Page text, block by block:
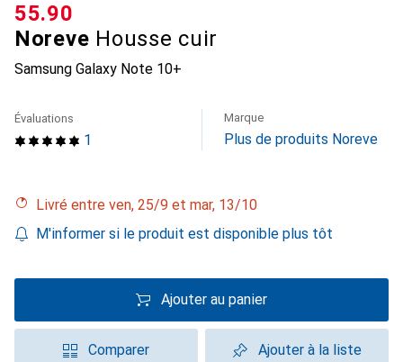
Noreve Housse cuir
Samsung Galaxy Note 10+
CHF
55.90
1
Évaluations Marque
Plus de produits Noreve
Livré entre ven, 25/9 et mar, 13/10
M'informer si le produit est disponible plus tôt
Ajouter au panier
Comparer Ajouter à la liste